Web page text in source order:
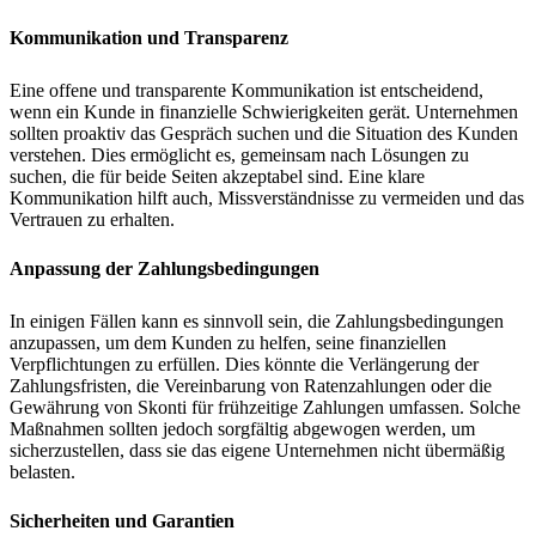
Kommunikation und Transparenz
Eine offene und transparente Kommunikation ist entscheidend,
wenn ein Kunde in finanzielle Schwierigkeiten gerät. Unternehmen
sollten proaktiv das Gespräch suchen und die Situation des Kunden
verstehen. Dies ermöglicht es, gemeinsam nach Lösungen zu
suchen, die für beide Seiten akzeptabel sind. Eine klare
Kommunikation hilft auch, Missverständnisse zu vermeiden und das
Vertrauen zu erhalten.
Anpassung der Zahlungsbedingungen
In einigen Fällen kann es sinnvoll sein, die Zahlungsbedingungen
anzupassen, um dem Kunden zu helfen, seine finanziellen
Verpflichtungen zu erfüllen. Dies könnte die Verlängerung der
Zahlungsfristen, die Vereinbarung von Ratenzahlungen oder die
Gewährung von Skonti für frühzeitige Zahlungen umfassen. Solche
Maßnahmen sollten jedoch sorgfältig abgewogen werden, um
sicherzustellen, dass sie das eigene Unternehmen nicht übermäßig
belasten.
Sicherheiten und Garantien